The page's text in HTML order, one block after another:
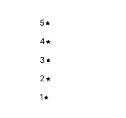
5
4
3
2
1